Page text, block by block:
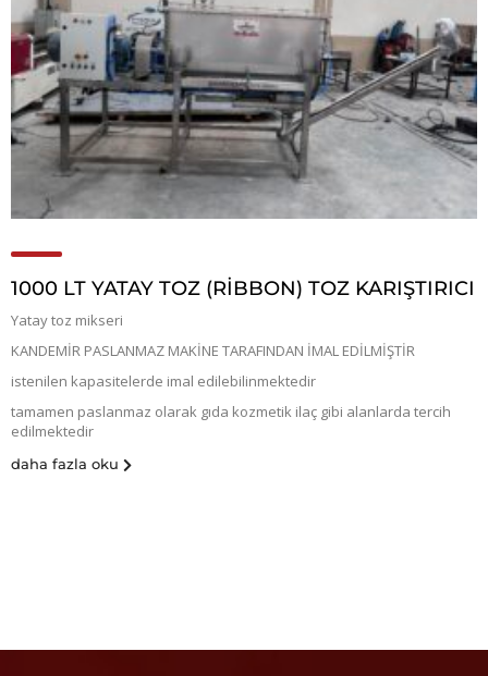
1000 LT YATAY TOZ (RİBBON) TOZ KARIŞTIRICI
Yatay toz mikseri
KANDEMİR PASLANMAZ MAKİNE TARAFINDAN İMAL EDİLMİŞTİR
istenilen kapasitelerde imal edilebilinmektedir
tamamen paslanmaz olarak gıda kozmetik ilaç gibi alanlarda tercih
edilmektedir
daha fazla oku